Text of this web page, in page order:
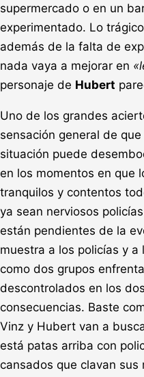
supermercado o en un
experimentado. Lo
además de la falta de
nada vaya a mejorar en
personaje de Hubert
Uno de los grandes
sensación general de
situación puede
en los momentos en que
tranquilos y contentos
ya sean nerviosos
están pendientes de la
muestra a los policías y
como dos grupos
descontrolados en los
consecuencias. Baste
Vinz y Hubert van a
está patas arriba con
cansados que clavan sus